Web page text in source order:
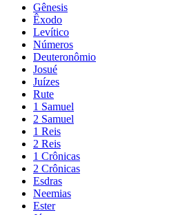
Gênesis
Êxodo
Levítico
Números
Deuteronômio
Josué
Juízes
Rute
1 Samuel
2 Samuel
1 Reis
2 Reis
1 Crônicas
2 Crônicas
Esdras
Neemias
Ester